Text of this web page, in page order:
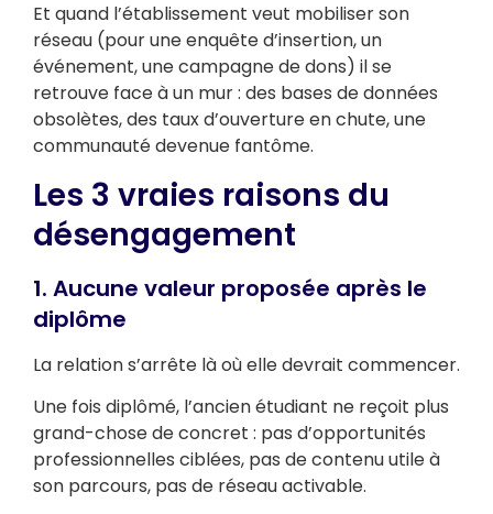
Et quand l’établissement veut mobiliser son
réseau (pour une enquête d’insertion, un
événement, une campagne de dons) il se
retrouve face à un mur : des bases de données
obsolètes, des taux d’ouverture en chute, une
communauté devenue fantôme.
Les 3 vraies raisons du
désengagement
1. Aucune valeur proposée après le
diplôme
La relation s’arrête là où elle devrait commencer.
Une fois diplômé, l’ancien étudiant ne reçoit plus
grand-chose de concret : pas d’opportunités
professionnelles ciblées, pas de contenu utile à
son parcours, pas de réseau activable.